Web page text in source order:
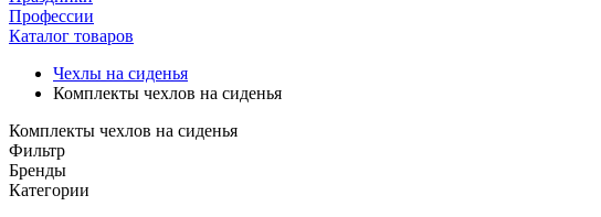
Профессии
Каталог товаров
Чехлы на сиденья
Комплекты чехлов на сиденья
Комплекты чехлов на сиденья
Фильтр
Бренды
Категории